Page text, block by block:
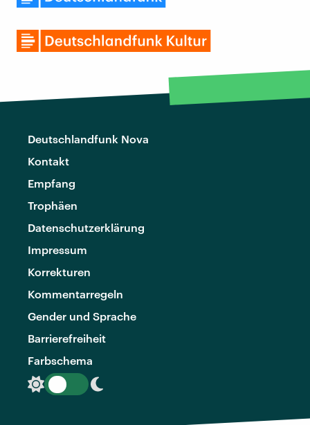
Deutschlandfunk Nova
Kontakt
Empfang
Trophäen
Datenschutzerklärung
Impressum
Korrekturen
Kommentarregeln
Gender und Sprache
Barrierefreiheit
Farbschema